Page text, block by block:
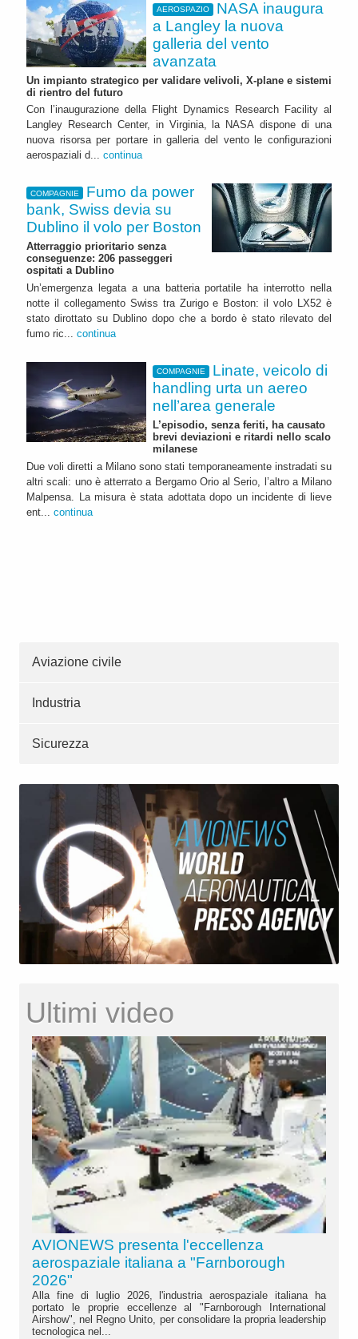
AEROSPAZIO
NASA inaugura
a Langley la nuova
galleria del vento
avanzata
Un impianto strategico per validare velivoli, X-plane e sistemi
di rientro del futuro
Con l’inaugurazione della Flight Dynamics Research Facility al
Langley Research Center, in Virginia, la NASA dispone di una
nuova risorsa per portare in galleria del vento le configurazioni
aerospaziali d... continua
COMPAGNIE
Fumo da power
bank, Swiss devia su
Dublino il volo per Boston
Atterraggio prioritario senza
conseguenze: 206 passeggeri
ospitati a Dublino
Un’emergenza legata a una batteria portatile ha interrotto nella
notte il collegamento Swiss tra Zurigo e Boston: il volo LX52 è
stato dirottato su Dublino dopo che a bordo è stato rilevato del
fumo ric... continua
COMPAGNIE
Linate, veicolo di
handling urta un aereo
nell’area generale
L’episodio, senza feriti, ha causato
brevi deviazioni e ritardi nello scalo
milanese
Due voli diretti a Milano sono stati temporaneamente instradati su
altri scali: uno è atterrato a Bergamo Orio al Serio, l’altro a Milano
Malpensa. La misura è stata adottata dopo un incidente di lieve
ent... continua
Aviazione civile
Industria
Sicurezza
Ultimi video
AVIONEWS presenta l'eccellenza
aerospaziale italiana a "Farnborough
2026"
Alla fine di luglio 2026, l'industria aerospaziale italiana ha
portato le proprie eccellenze al "Farnborough International
Airshow", nel Regno Unito, per consolidare la propria leadership
tecnologica nel...